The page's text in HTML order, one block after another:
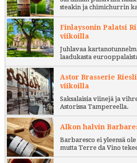
steakin ja chimichurrin
Finlaysonin Palatsi
viikoilla
Juhlavaa
laadukasta
Astor Brasserie
viikoilla
Saksalaisia viinejä ja
Astorissa Tampereella.
Alkon halvin
Barbaresco ei yleensä
mutta Terre da Vino